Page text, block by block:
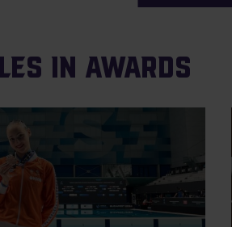
in Awards